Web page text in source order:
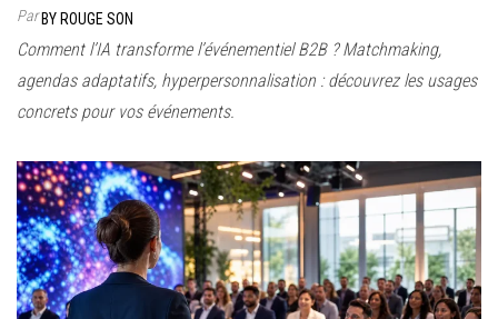
ParBY ROUGE SON
Comment l’IA transforme l’événementiel B2B ? Matchmaking,
agendas adaptatifs, hyperpersonnalisation : découvrez les usages
concrets pour vos événements.